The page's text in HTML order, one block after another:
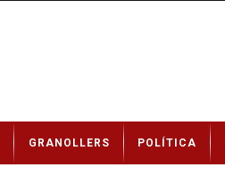
t
GRANOLLERS POLÍTICA